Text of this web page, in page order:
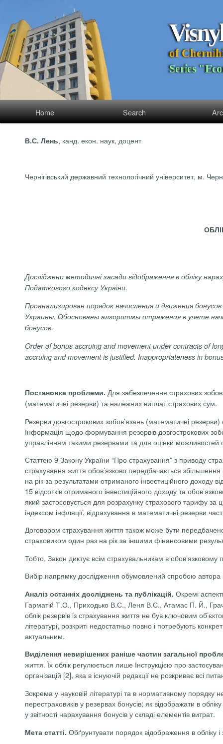
Visny
of Chernih
Series "Eco
Home Search
В.С. Лень, канд. екон. наук, доцент
Чернігівський державний технологічний університет, м.
Досліджено методичні засади відображення в обліку
Податкового кодексу України.
Проанализирован порядок начисления и движения бонусов
Украины. Обоснованы алгоритмы отражения в учете
бонусов.
Order of bonus accruing and movement under contracts of
accruing and movement is justified. Inappropriateness in
Постановка проблеми. Для забезпечення страхових
(математичні резерви) та належних виплат страхових сум.
Резерви довгострокових зобов’язань (математичні
Інформація щодо формування резервів довгострокових
управлінням такими резервами та для оцінки можливостей
Статтею 9 Закону України “Про страхування” з приводу
страхування життя обов’язково передбачається
на рік за результатами отриманого інвестиційного доходу
15 відсотків отриманого інвестиційного доходу та
який застосовується для розрахунку страхового тарифу за
індексом інфляції, відрахування в математичні резерви
Договором страхування життя також може бути
страховиком один раз на рік за іншими фінансовими
Тобто, Закон диктує всім страхувальникам в
Вибір напрямку дослідження обумовлений спробою
Аналіз останніх досліджень та публікацій. Окремі
Гарматій Т.О., Приходько В.С., Леня В.С., Атамас П. Й.,
облік резервів із страхування життя не був ключовим
літературі, розкриті недостатньо повно і потребують
актуальним.
Виділення невирішених раніше частин загальної
життя. Їх облік регулюється лише Інструкцією про
організацій [2], яка в існуючій редакції не розкриває всі
Зокрема у науковій літературі та в нормативному порядку
перестраховиківу резервах бонусів; як відображати в
у звітності нарахування бонусів у складі елементів витрат.
Мета статті. Обґрунтувати порядок відображення в обліку